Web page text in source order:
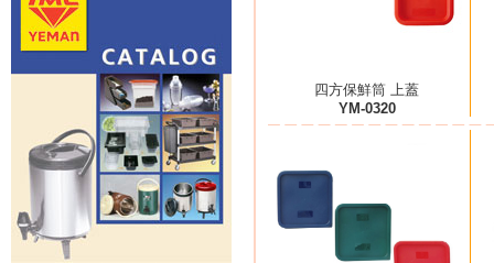
四方保鮮筒 上蓋
YM-0320